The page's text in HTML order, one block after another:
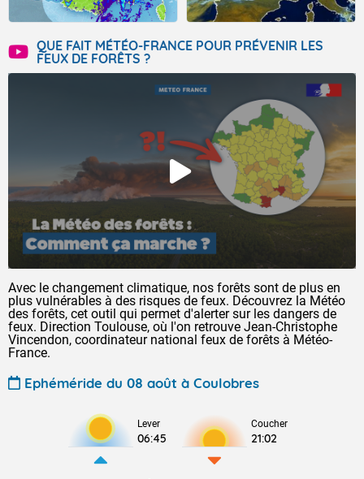
QUE FAIT MÉTÉO-FRANCE POUR PRÉVENIR LES
FEUX DE FORÊTS ?
Avec le changement climatique, nos forêts sont de plus en
plus vulnérables à des risques de feux. Découvrez la Météo
des forêts, cet outil qui permet d'alerter sur les dangers de
feux. Direction Toulouse, où l'on retrouve Jean-Christophe
Vincendon, coordinateur national feux de forêts à Météo-
France.
Ephéméride du 08 août à Coulobres
Lever
06:45
Coucher
21:02